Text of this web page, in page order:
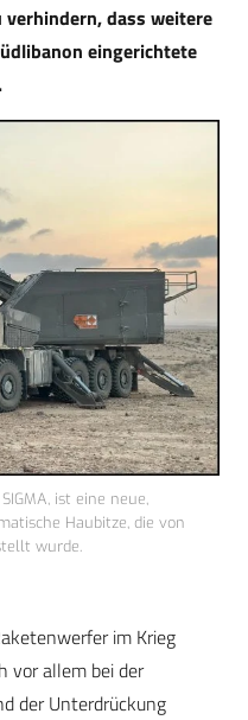
dass weitere
eingerichtete
ist eine neue,
Haubitze, die von
wurde.
im Krieg
vor allem bei der
der Unterdrückung